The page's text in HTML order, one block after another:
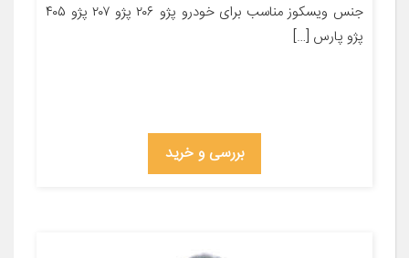
جنس ویسکوز مناسب برای خودرو پژو ۲۰۶ پژو ۲۰۷ پژو ۴۰۵
پژو پارس […]
بررسی و خرید